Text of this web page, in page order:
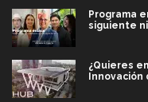
Programa
siguiente
¿Quieres
Innovación